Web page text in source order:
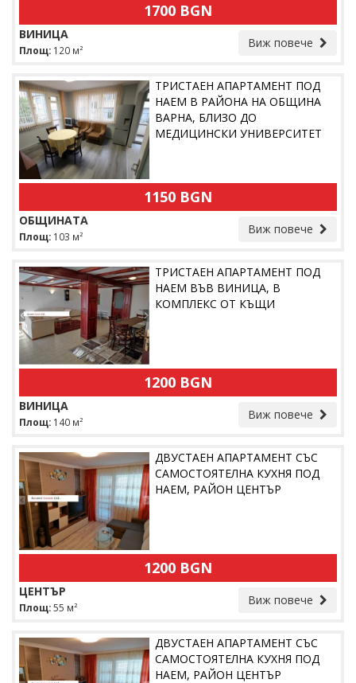
1700 BGN
Виж повече
ВИНИЦА
Площ: 120 м²
ТРИСТАЕН АПАРТАМЕНТ ПОД
НАЕМ В РАЙОНА НА ОБЩИНА
ВАРНА, БЛИЗО ДО
МЕДИЦИНСКИ УНИВЕРСИТЕТ
1150 BGN
Виж повече
ОБЩИНАТА
Площ: 103 м²
ТРИСТАЕН АПАРТАМЕНТ ПОД
НАЕМ ВЪВ ВИНИЦА, В
КОМПЛЕКС ОТ КЪЩИ
1200 BGN
Виж повече
ВИНИЦА
Площ: 140 м²
ДВУСТАЕН АПАРТАМЕНТ СЪС
САМОСТОЯТЕЛНА КУХНЯ ПОД
НАЕМ, РАЙОН ЦЕНТЪР
1200 BGN
Виж повече
ЦЕНТЪР
Площ:55 м²
ДВУСТАЕН АПАРТАМЕНТ СЪС
САМОСТОЯТЕЛНА КУХНЯ ПОД
НАЕМ, РАЙОН ЦЕНТЪР